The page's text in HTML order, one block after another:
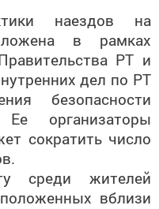
наездов на
в рамках
РТ и
дел по РТ
безопасности
организаторы
сократить число
среди жителей
вблизи